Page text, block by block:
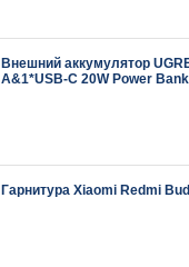
Внешний аккумулятор
A&1*USB-C 20W Power
Гарнитура Xiaomi Redmi